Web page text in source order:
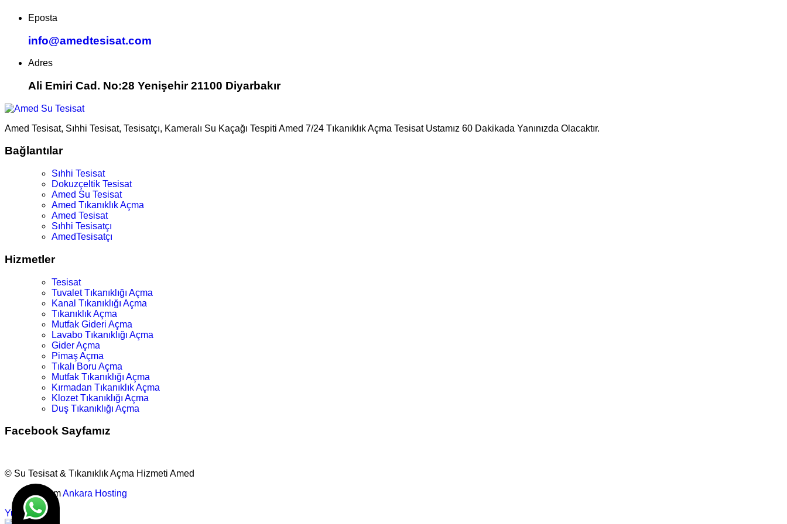
Eposta
info@amedtesisat.com
Adres
Ali Emiri Cad. No:28 Yenişehir 21100 Diyarbakır
Amed Tesisat, Sıhhi Tesisat, Tesisatçı, Kameralı Su Kaçağı Tespiti Amed 7/24 Tıkanıklık Açma Tesisat Ustamız 60 Dakikada Yanınızda Olacaktır.
Bağlantılar
Sıhhi Tesisat
Dokuzçeltik Tesisat
Amed Su Tesisat
Amed Tıkanıklık Açma
Amed Tesisat
Sıhhi Tesisatçı
AmedTesisatçı
Hizmetler
Tesisat
Tuvalet Tıkanıklığı Açma
Kanal Tıkanıklığı Açma
Tıkanıklık Açma
Mutfak Gideri Açma
Lavabo Tıkanıklığı Açma
Gider Açma
Pimaş Açma
Tıkalı Boru Açma
Mutfak Tıkanıklığı Açma
Kırmadan Tıkanıklık Açma
Klozet Tıkanıklığı Açma
Duş Tıkanıklığı Açma
Facebook Sayfamız
© Su Tesisat & Tıkanıklık Açma Hizmeti Amed
TasarımAnkara Hosting
Yukarı